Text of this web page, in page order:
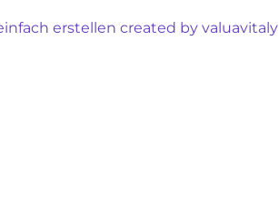
erstellen created by valuavitaly